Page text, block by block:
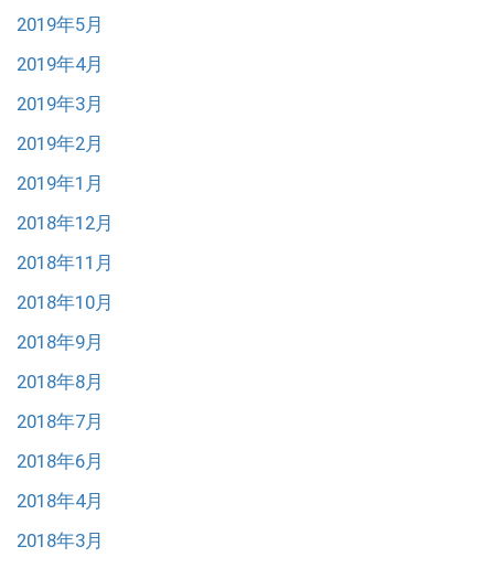
2019年5月
2019年4月
2019年3月
2019年2月
2019年1月
2018年12月
2018年11月
2018年10月
2018年9月
2018年8月
2018年7月
2018年6月
2018年4月
2018年3月